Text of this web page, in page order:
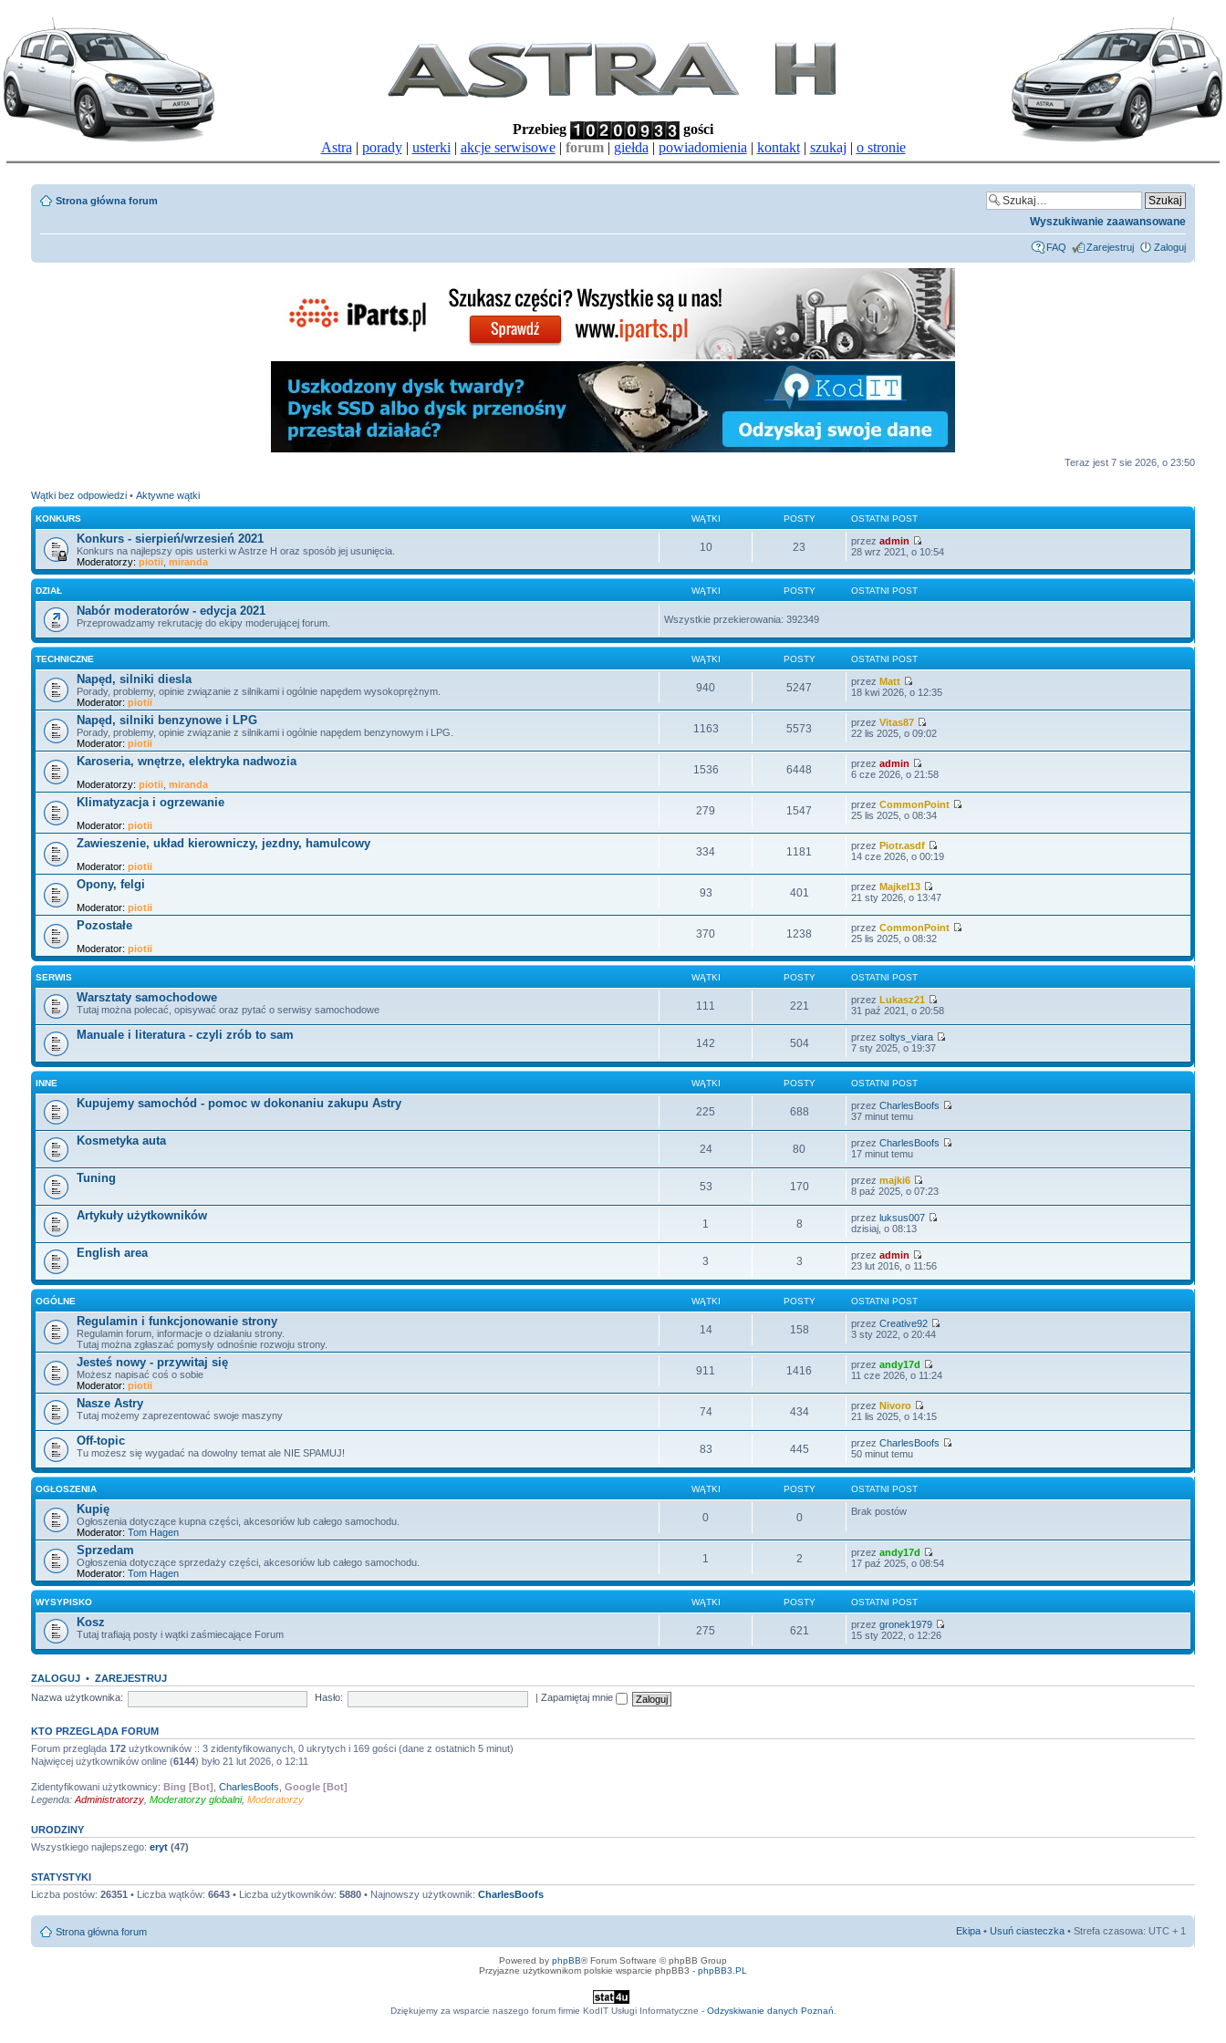
Przebieg
gości
Astra | porady| usterki | akcje serwisowe| forum| giełda | powiadomienia | kontakt| szukaj | o stronie
Strona główna forum
Wyszukiwanie zaawansowane
FAQ Zarejestruj Zaloguj
Teraz jest 7 sie 2026, o 23:50
Wątki bez odpowiedzi• Aktywne wątki
KONKURS WĄTKI POSTY OSTATNI POST
Konkurs - sierpień/wrzesień 2021
Konkurs na najlepszy opis usterki w Astrze H oraz sposób jej usunięcia.
Moderatorzy: piotii, miranda
10 23 przez admin
28 wrz 2021, o 10:54
DZIAŁ WĄTKI POSTY OSTATNI POST
Nabór moderatorów - edycja 2021
Przeprowadzamy rekrutację do ekipy moderującej forum. Wszystkie przekierowania: 392349
TECHNICZNE WĄTKI POSTY OSTATNI POST
Napęd, silniki diesla
Porady, problemy, opinie związanie z silnikami i ogólnie napędem wysokoprężnym.
Moderator: piotii
940 5247 przez Matt
18 kwi 2026, o 12:35
Napęd, silniki benzynowe i LPG
Porady, problemy, opinie związanie z silnikami i ogólnie napędem benzynowym i LPG.
Moderator: piotii
1163 5573 przez Vitas87
22 lis 2025, o 09:02
Karoseria, wnętrze, elektryka nadwozia
Moderatorzy: piotii, miranda
1536 6448 przez admin
6 cze 2026, o 21:58
Klimatyzacja i ogrzewanie
Moderator: piotii
279 1547 przez CommonPoint
25 lis 2025, o 08:34
Zawieszenie, układ kierowniczy, jezdny, hamulcowy
Moderator: piotii
334 1181 przez Piotr.asdf
14 cze 2026, o 00:19
Opony, felgi
Moderator: piotii
93 401 przez Majkel13
21 sty 2026, o 13:47
Pozostałe
Moderator: piotii
370 1238 przez CommonPoint
25 lis 2025, o 08:32
SERWIS WĄTKI POSTY OSTATNI POST
Warsztaty samochodowe
Tutaj można polecać, opisywać oraz pytać o serwisy samochodowe 111 221 przez Lukasz21
31 paź 2021, o 20:58
Manuale i literatura - czyli zrób to sam
142 504 przez soltys_viara
7 sty 2025, o 19:37
INNE WĄTKI POSTY OSTATNI POST
Kupujemy samochód - pomoc w dokonaniu zakupu Astry
225 688 przez CharlesBoofs
37 minut temu
Kosmetyka auta
24 80 przez CharlesBoofs
17 minut temu
Tuning
53 170 przez majki6
8 paź 2025, o 07:23
Artykuły użytkowników
1 8 przez luksus007
dzisiaj, o 08:13
English area
3 3 przez admin
23 lut 2016, o 11:56
OGÓLNE WĄTKI POSTY OSTATNI POST
Regulamin i funkcjonowanie strony
Regulamin forum, informacje o działaniu strony.
Tutaj można zgłaszać pomysły odnośnie rozwoju strony.
14 158 przez Creative92
3 sty 2022, o 20:44
Jesteś nowy - przywitaj się
Możesz napisać coś o sobie
Moderator: piotii
911 1416 przez andy17d
11 cze 2026, o 11:24
Nasze Astry
Tutaj możemy zaprezentować swoje maszyny 74 434 przez Nivoro
21 lis 2025, o 14:15
Off-topic
Tu możesz się wygadać na dowolny temat ale NIE SPAMUJ! 83 445 przez CharlesBoofs
50 minut temu
OGŁOSZENIA WĄTKI POSTY OSTATNI POST
Kupię
Ogłoszenia dotyczące kupna części, akcesoriów lub całego samochodu.
Moderator: Tom Hagen
0 0 Brak postów
Sprzedam
Ogłoszenia dotyczące sprzedaży części, akcesoriów lub całego samochodu.
Moderator: Tom Hagen
1 2 przez andy17d
17 paź 2025, o 08:54
WYSYPISKO WĄTKI POSTY OSTATNI POST
Kosz
Tutaj trafiają posty i wątki zaśmiecające Forum 275 621 przez gronek1979
15 sty 2022, o 12:26
ZALOGUJ• ZAREJESTRUJ
Nazwa użytkownika:
Hasło: Zapamiętaj mnie
KTO PRZEGLĄDA FORUM
Forum przegląda 172użytkowników :: 3 zidentyfikowanych, 0 ukrytych i 169 gości (dane z ostatnich 5 minut)
Najwięcej użytkowników online (6144) było 21 lut 2026, o 12:11
Zidentyfikowani użytkownicy: Bing [Bot] CharlesBoofs Google [Bot]
Legenda: Administratorzy, Moderatorzy globalni, Moderatorzy
URODZINY
Wszystkiego najlepszego: eryt(47)
STATYSTYKI
Liczba postów: 26351 • Liczba wątków: 6643• Liczba użytkowników: 5880• Najnowszy użytkownik: CharlesBoofs
Strona główna forum Ekipa •Usuń ciasteczka • Strefa czasowa: UTC + 1
Powered by phpBB® Forum Software © phpBB Group
Przyjazne użytkownikom polskie wsparcie phpBB3 - phpBB3.PL
Dziękujemy za wsparcie naszego forum firmie KodIT Usługi Informatyczne - Odzyskiwanie danych Poznań